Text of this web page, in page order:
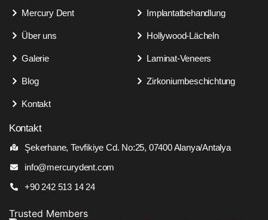
Mercury Dent
Über uns
Galerie
Blog
Kontakt
Implantatbehandlung
Hollywood-Lächeln
Laminat-Veneers
Zirkoniumbeschichtung
Kontakt
Şekerhane, Tevfikiye Cd. No:25, 07400 Alanya/Antalya
info@mercurydent.com
+90 242 513 14 24
Trusted Members